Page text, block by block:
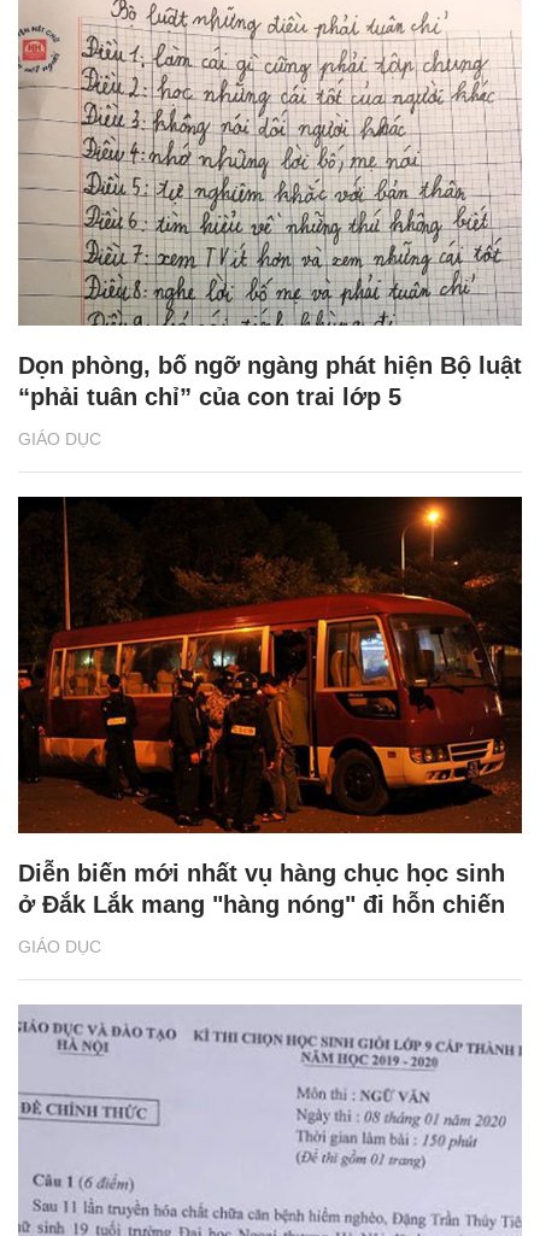
GIÁO DỤC
Dọn phòng, bố ngỡ ngàng phát hiện Bộ luật
“phải tuân chỉ” của con trai lớp 5
GIÁO DỤC
Diễn biến mới nhất vụ hàng chục học sinh
ở Đắk Lắk mang "hàng nóng" đi hỗn chiến